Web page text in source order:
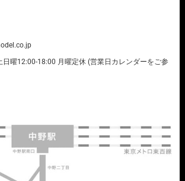
曜12:00-18:00 月曜定休 (営業日カレンダーをご参